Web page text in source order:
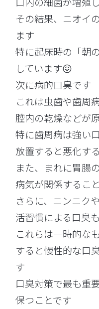
その結果、ニオイ
ます
特に起床時の「朝
しています😖
次に病的口臭です
これは虫歯や歯周
腔内の乾燥などが
特に歯周病は強い
放置すると悪化す
また、まれに胃腸
病気が関係するこ
さらに、ニンニク
活習慣による口臭
これらは一時的な
すると慢性的な口
す
口臭対策で最も重
保つことです